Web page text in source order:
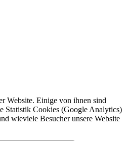
Website. Einige von ihnen sind
Statistik Cookies (Google Analytics)
wieviele Besucher unsere Website